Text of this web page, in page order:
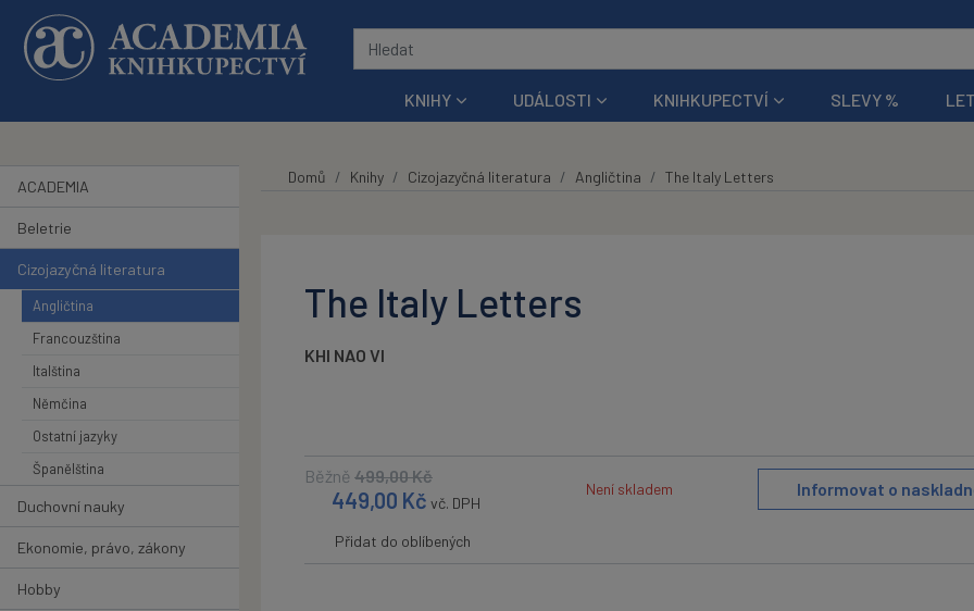
Přeskočit na hlavní obsah
KNIHY UDÁLOSTI KNIHKUPECTVÍ SLEVY %
ACADEMIA
Beletrie
Cizojazyčná literatura
Angličtina
Francouzština
Italština
Němčina
Ostatní jazyky
Španělština
Duchovní nauky
Ekonomie, právo, zákony
Hobby
Domů Knihy Cizojazyčná literatura Angličtina The Italy Letters
The Italy Letters
KHI NAO VI
Běžně 499,00Kč
449,00 Kč vč. DPH
Není skladem Informovat o
Přidat do oblíbených